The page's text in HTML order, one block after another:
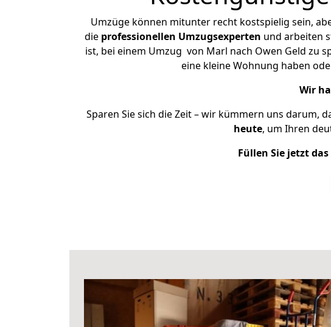
Umzüge können mitunter recht kostspielig sein,
die professionellen Umzugsexperten und arbeiten
ist, bei einem Umzug von Marl nach Owen Geld zu
eine kleine Wohnung haben
Wir
Sparen Sie sich die Zeit – wir kümmern uns darum,
heute, um Ihren
Füllen Sie jetzt